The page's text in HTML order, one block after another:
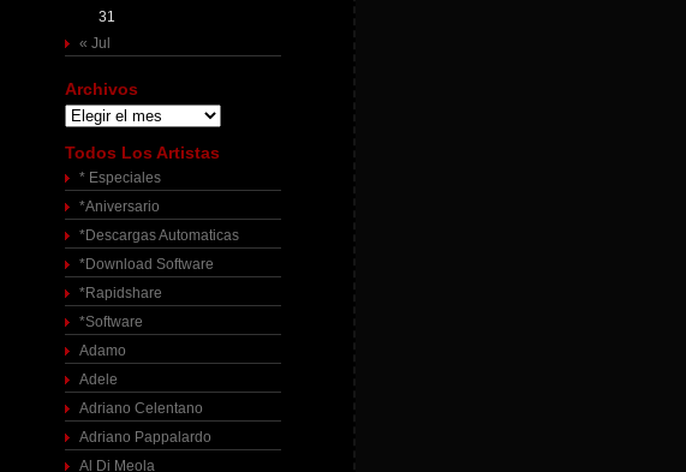
31
« Jul
Archivos
Archivos
Todos Los Artistas
* Especiales
*Aniversario
*Descargas Automaticas
*Download Software
*Rapidshare
*Software
Adamo
Adele
Adriano Celentano
Adriano Pappalardo
Al Di Meola